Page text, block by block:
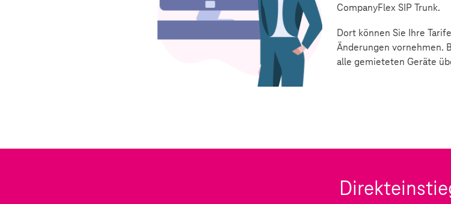
CompanyFlex SIP Trunk.
Dort können Sie Ihre
Änderungen vornehmen.
alle gemieteten Geräte